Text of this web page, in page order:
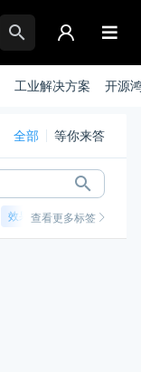
工业解决方案 开源
全部 等你来答
效果实现 性能优化
查看更多标签